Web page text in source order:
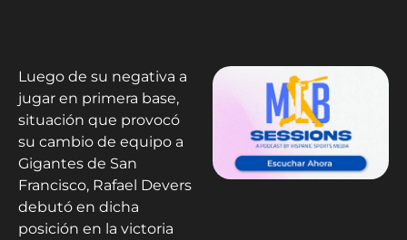
Luego de su negativa a
jugar en primera base,
situación que provocó
su cambio de equipo a
Gigantes de San
Francisco, Rafael Devers
debutó en dicha
posición en la victoria